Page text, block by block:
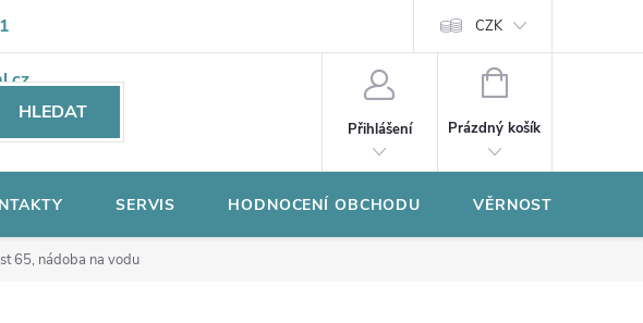
CZK
HLEDAT
Přihlášení
NÁKUPNÍ
Prázdný košík
SERVIS HODNOCENÍ OBCHODU VĚRNOSTNÍ
65, nádoba na vodu